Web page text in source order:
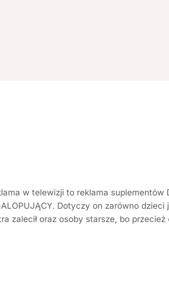
w telewizji to reklama suplementów
Dotyczy on zarówno dzieci
zalecił oraz osoby starsze, bo